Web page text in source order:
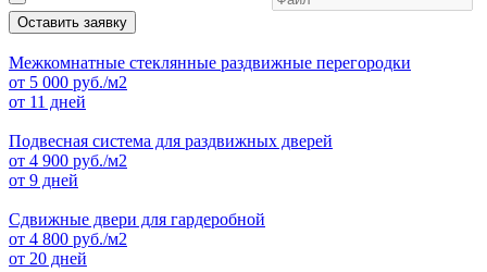
Оставить заявку
Межкомнатные стеклянные раздвижные перегородки
от 5 000 руб./м2
от 11 дней
Подвесная система для раздвижных дверей
от 4 900 руб./м2
от 9 дней
Сдвижные двери для гардеробной
от 4 800 руб./м2
от 20 дней